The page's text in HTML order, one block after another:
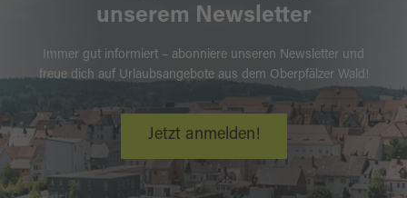
unserem Newsletter
Immer gut informiert – abonniere unseren Newsletter und
freue dich auf Urlaubsangebote aus dem Oberpfälzer Wald!
Jetzt anmelden!